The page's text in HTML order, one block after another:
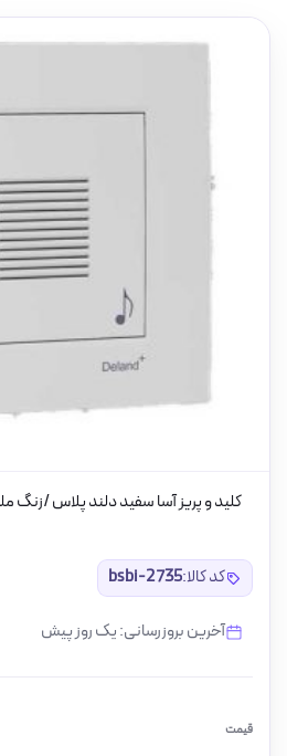
کلید و پریز آسا سفید دلند پلاس /زنگ
کد کالا:bsbi-2735
آخرین بروزرسانی: یک روز پیش
قیمت